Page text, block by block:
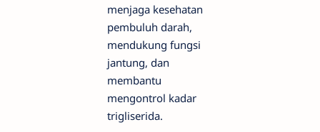
menjaga kesehatan
pembuluh darah,
mendukung fungsi
jantung, dan
membantu
mengontrol kadar
trigliserida.